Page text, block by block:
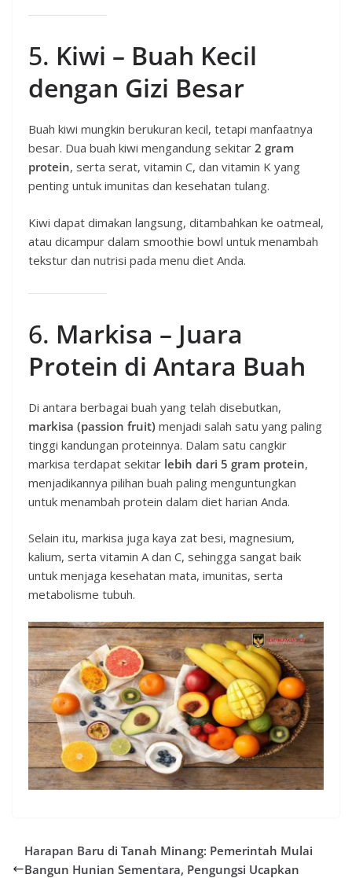
5. Kiwi – Buah Kecil
dengan Gizi Besar
Buah kiwi mungkin berukuran kecil, tetapi manfaatnya
besar. Dua buah kiwi mengandung sekitar 2 gram
protein, serta serat, vitamin C, dan vitamin K yang
penting untuk imunitas dan kesehatan tulang.
Kiwi dapat dimakan langsung, ditambahkan ke oatmeal,
atau dicampur dalam smoothie bowl untuk menambah
tekstur dan nutrisi pada menu diet Anda.
6. Markisa – Juara
Protein di Antara Buah
Di antara berbagai buah yang telah disebutkan,
markisa (passion fruit) menjadi salah satu yang paling
tinggi kandungan proteinnya. Dalam satu cangkir
markisa terdapat sekitar lebih dari 5 gram protein,
menjadikannya pilihan buah paling menguntungkan
untuk menambah protein dalam diet harian Anda.
Selain itu, markisa juga kaya zat besi, magnesium,
kalium, serta vitamin A dan C, sehingga sangat baik
untuk menjaga kesehatan mata, imunitas, serta
metabolisme tubuh.
Harapan Baru di Tanah Minang: Pemerintah Mulai
Bangun Hunian Sementara, Pengungsi Ucapkan